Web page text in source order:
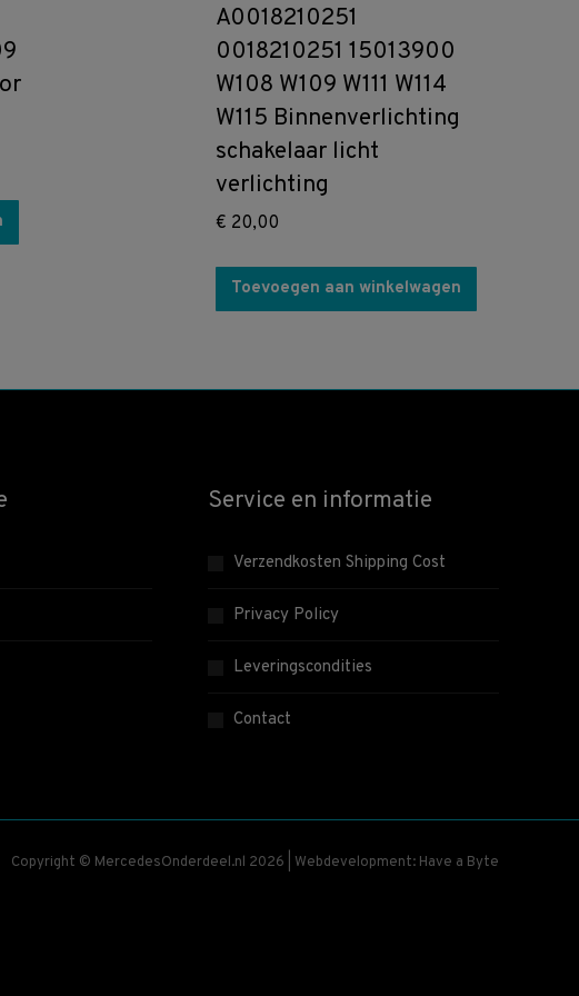
A0018210251
0018210251 15013900
W108 W109 W111 W114
W115 Binnenverlichting
schakelaar licht
verlichting
€ 20,00
Toevoegen aan winkelwagen
Service en informatie
Verzendkosten Shipping Cost
Privacy Policy
Leveringscondities
Contact
Copyright © MercedesOnderdeel.nl 2026 | Webdevelopment: Have a Byte